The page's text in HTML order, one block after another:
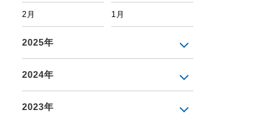
2月 1月
2025年
2024年
2023年